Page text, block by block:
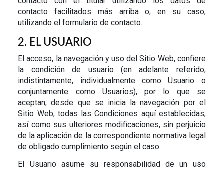
contacto facilitados más arriba o, en su caso,
utilizando el formulario de contacto.
2. EL USUARIO
El acceso, la navegación y uso del Sitio Web, confiere
la condición de usuario (en adelante referido,
indistintamente, individualmente como Usuario o
conjuntamente como Usuarios), por lo que se
aceptan, desde que se inicia la navegación por el
Sitio Web, todas las Condiciones aquí establecidas,
así como sus ulteriores modificaciones, sin perjuicio
de la aplicación de la correspondiente normativa legal
de obligado cumplimiento según el caso.
El Usuario asume su responsabilidad de un uso